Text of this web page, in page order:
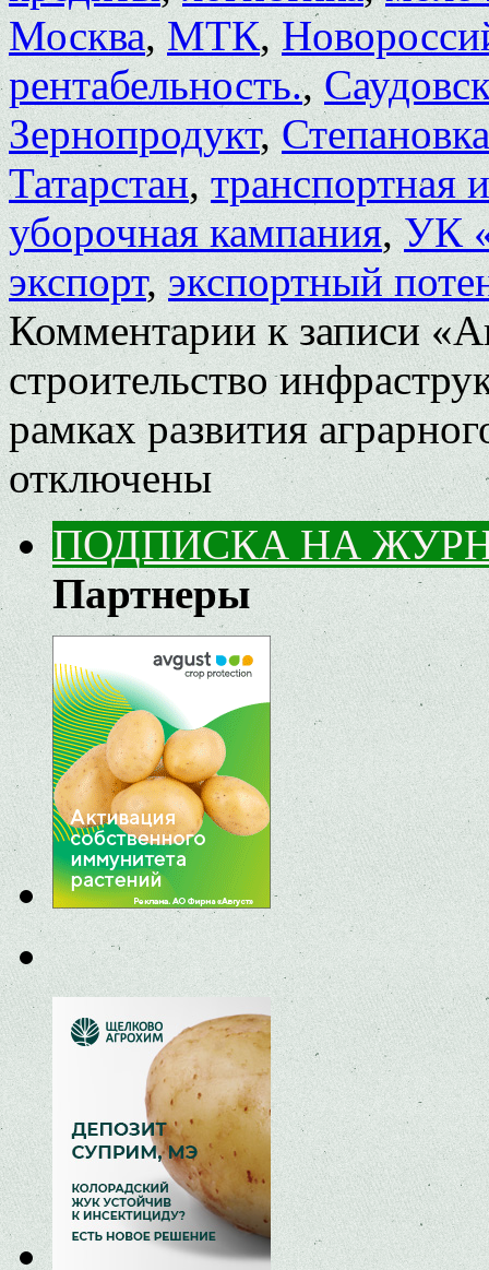
Москва,МТК,
рентабельность.,
Зернопродукт,Степановка
Татарстан,транспортная
уборочная кампания,УК
экспорт,экспортный
Комментариик записи
строительство
рамках развития
отключены
ПОДПИСКА НА
Партнеры